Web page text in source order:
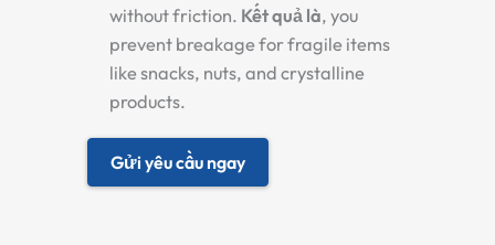
without friction. Kết quả là, you
prevent breakage for fragile items
like snacks, nuts, and crystalline
products.
Gửi yêu cầu ngay